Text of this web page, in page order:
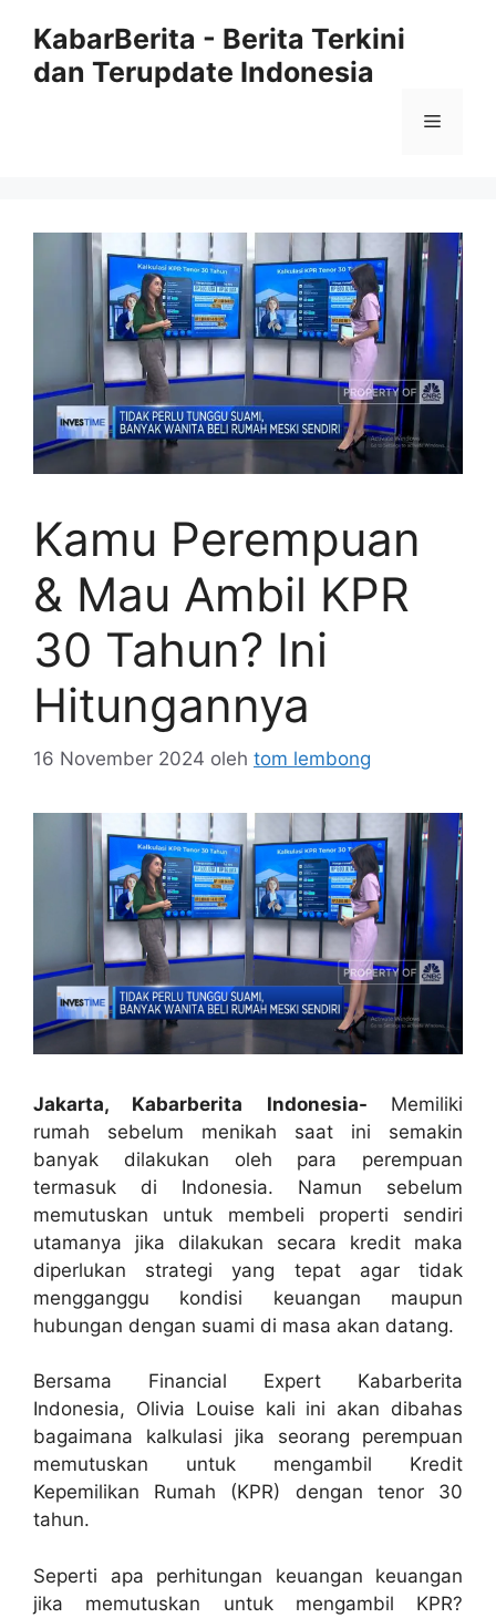
KabarBerita - Berita Terkini
dan Terupdate Indonesia
Menu
Kamu Perempuan
& Mau Ambil KPR
30 Tahun? Ini
Hitungannya
16 November 2024 oleh tom lembong
Jakarta, Kabarberita Indonesia- Memiliki
rumah sebelum menikah saat ini semakin
banyak dilakukan oleh para perempuan
termasuk di Indonesia. Namun sebelum
memutuskan untuk membeli properti sendiri
utamanya jika dilakukan secara kredit maka
diperlukan strategi yang tepat agar tidak
mengganggu kondisi keuangan maupun
hubungan dengan suami di masa akan datang.
Bersama Financial Expert Kabarberita
Indonesia, Olivia Louise kali ini akan dibahas
bagaimana kalkulasi jika seorang perempuan
memutuskan untuk mengambil Kredit
Kepemilikan Rumah (KPR) dengan tenor 30
tahun.
Seperti apa perhitungan keuangan keuangan
jika memutuskan untuk mengambil KPR?